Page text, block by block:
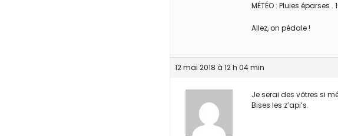
MÉTÉO : Pluies éparses
Allez, on pédale !
12 mai 2018 à 12 h 04 min
Je serai des vôtres si
Bises les z’api’s.